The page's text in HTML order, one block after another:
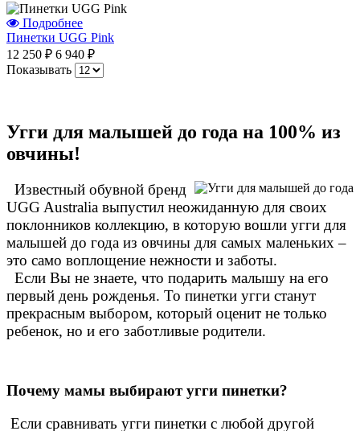
Подробнее
Пинетки UGG Pink
12 250 ₽ 6 940 ₽
Показывать
Угги для малышей до года на 100% из
овчины!
Известный обувной бренд
UGG Australia выпустил неожиданную для своих
поклонников коллекцию, в которую вошли угги для
малышей до года из овчины для самых маленьких –
это само воплощение нежности и заботы.
Если Вы не знаете, что подарить малышу на его
первый день рожденья. То пинетки угги станут
прекрасным выбором, который оценит не только
ребенок, но и его заботливые родители.
Почему мамы выбирают угги пинетки?
Если сравнивать угги пинетки с любой другой